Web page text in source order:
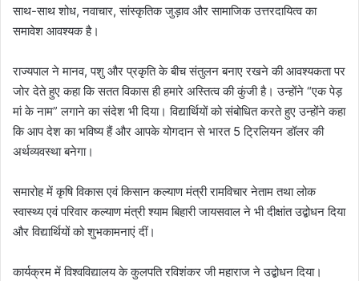
साथ-साथ शोध, नवाचार, सांस्कृतिक जुड़ाव और सामाजिक उत्तरदायित्व का
समावेश आवश्यक है।
राज्यपाल ने मानव, पशु और प्रकृति के बीच संतुलन बनाए रखने की आवश्यकता पर
जोर देते हुए कहा कि सतत विकास ही हमारे अस्तित्व की कुंजी है। उन्होंने “एक पेड़
मां के नाम” लगाने का संदेश भी दिया। विद्यार्थियों को संबोधित करते हुए उन्होंने कहा
कि आप देश का भविष्य हैं और आपके योगदान से भारत 5 ट्रिलियन डॉलर की
अर्थव्यवस्था बनेगा।
समारोह में कृषि विकास एवं किसान कल्याण मंत्री रामविचार नेताम तथा लोक
स्वास्थ्य एवं परिवार कल्याण मंत्री श्याम बिहारी जायसवाल ने भी दीक्षांत उद्बोधन दिया
और विद्यार्थियों को शुभकामनाएं दीं।
कार्यक्रम में विश्वविद्यालय के कुलपति रविशंकर जी महाराज ने उद्बोधन दिया।